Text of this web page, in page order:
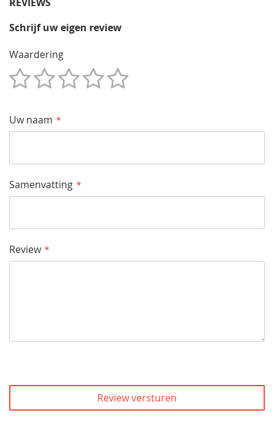
Schrijf uw eigen review
Waardering
Uw naam
Samenvatting
Review
Review versturen